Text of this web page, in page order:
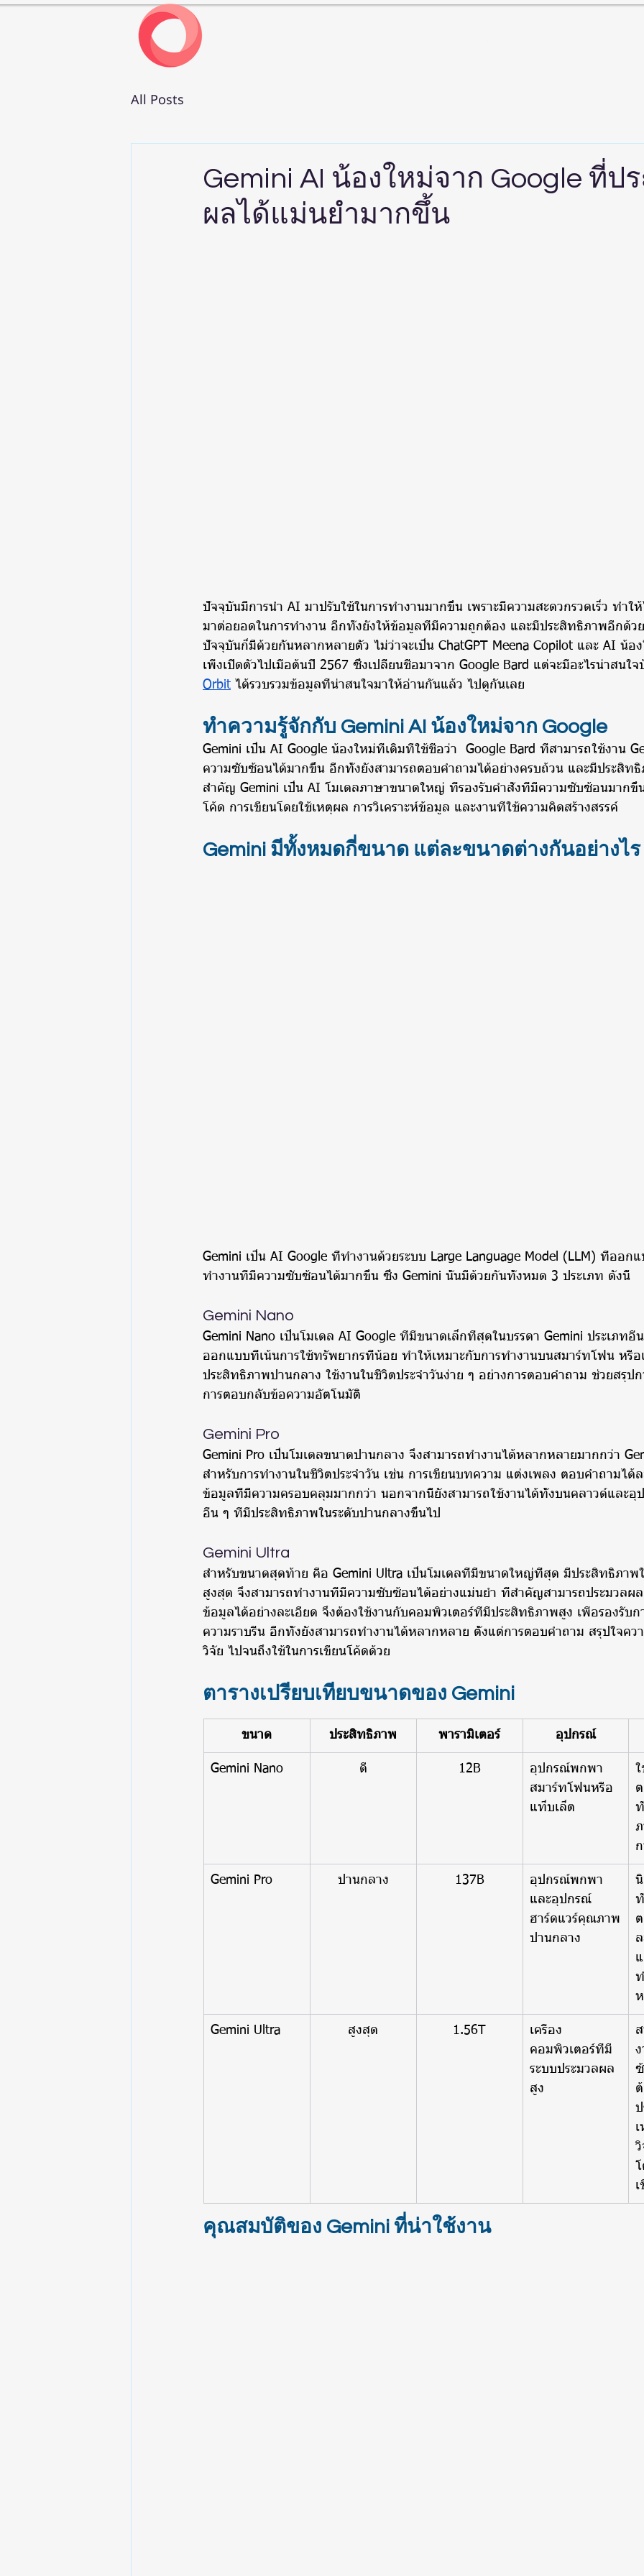
All Posts
Gemini AI น้องใหม่จาก Google ที่ป
ผลได้แม่นยำมากขึ้น
ปัจจุบันมีการนำ AI มาปรับใช้ในการทำงานมากขึ้น เพราะมีความสะดวกรวดเร็ว ทำใ
มาต่อยอดในการทำงาน อีกทั้งยังให้ข้อมูลที่มีความถูกต้อง และมีประสิทธิภาพอีกด้ว
ปัจจุบันก็มีด้วยกันหลากหลายตัว ไม่ว่าจะเป็น ChatGPT Meena Copilot และ AI น้อ
เพิ่งเปิดตัวไปเมื่อต้นปี 2567 ซึ่งเปลี่ยนชื่อมาจาก Google Bard แต่จะมีอะไรน่าสนใจ
Orbit ได้รวบรวมข้อมูลที่น่าสนใจมาให้อ่านกันแล้ว ไปดูกันเลย
ทำความรู้จักกับ Gemini AI น้องใหม่จาก Google
Gemini เป็น AI Google น้องใหม่ที่เดิมทีใช้ชื่อว่า  Google Bard ที่สามารถใช้งาน
ความซับซ้อนได้มากขึ้น อีกทั้งยังสามารถตอบคำถามได้อย่างครบถ้วน และมีประสิท
สำคัญ Gemini เป็น AI โมเดลภาษาขนาดใหญ่ ที่รองรับคำสั่งที่มีความซับซ้อนมากขึ้
โค้ด การเขียนโดยใช้เหตุผล การวิเคราะห์ข้อมูล และงานที่ใช้ความคิดสร้างสรรค์
Gemini มีทั้งหมดกี่ขนาด แต่ละขนาดต่างกันอย่างไร
Gemini เป็น AI Google ที่ทำงานด้วยระบบ Large Language Model (LLM) ที่ออก
ทำงานที่มีความซับซ้อนได้มากขึ้น ซึ่ง Gemini นั้นมีด้วยกันทั้งหมด 3 ประเภท ดังนี้
Gemini Nano
Gemini Nano เป็นโมเดล AI Google ที่มีขนาดเล็กที่สุดในบรรดา Gemini ประเภทอื่
ออกแบบที่เน้นการใช้ทรัพยากรที่น้อย ทำให้เหมาะกับการทำงานบนสมาร์ทโฟน หรื
ประสิทธิภาพปานกลาง ใช้งานในชีวิตประจำวันง่าย ๆ อย่างการตอบคำถาม ช่วยสรุป
การตอบกลับข้อความอัตโนมัติ
Gemini Pro
Gemini Pro เป็นโมเดลขนาดปานกลาง จึงสามารถทำงานได้หลากหลายมากกว่า
สำหรับการทำงานในชีวิตประจำวัน เช่น การเขียนบทความ แต่งเพลง ตอบคำถามได้
ข้อมูลที่มีความครอบคลุมมากกว่า นอกจากนี้ยังสามารถใช้งานได้ทั้งบนคลาวด์และอุ
อื่น ๆ ที่มีประสิทธิภาพในระดับปานกลางขึ้นไป
Gemini Ultra
สำหรับขนาดสุดท้าย คือ Gemini Ultra เป็นโมเดลที่มีขนาดใหญ่ที่สุด มีประสิทธิภาพ
สูงสุด จึงสามารถทำงานที่มีความซับซ้อนได้อย่างแม่นยำ ที่สำคัญสามารถประมวลผล
ข้อมูลได้อย่างละเอียด จึงต้องใช้งานกับคอมพิวเตอร์ที่มีประสิทธิภาพสูง เพื่อรองรับก
ความราบรื่น อีกทั้งยังสามารถทำงานได้หลากหลาย ตั้งแต่การตอบคำถาม สรุปใจค
วิจัย ไปจนถึงใช้ในการเขียนโค้ดด้วย
ตารางเปรียบเทียบขนาดของ Gemini
ขนาด ประสิทธิภาพ พารามิเตอร์ อุปกรณ์
Gemini Nano ดี 12B
อุปกรณ์พกพา
สมาร์ทโฟนหรือ
แท็บเล็ต
Gemini Pro ปานกลาง 137B
อุปกรณ์พกพา
และอุปกรณ์
ฮาร์ดแวร์คุณภาพ
ปานกลาง
Gemini Ultra สูงสุด 1.56T
เครื่อง
คอมพิวเตอร์ที่มี
ระบบประมวลผล
สูง
คุณสมบัติของ Gemini ที่น่าใช้งาน